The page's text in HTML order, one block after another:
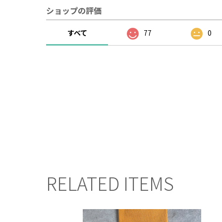
ショップの評価
すべて 77 0
RELATED ITEMS